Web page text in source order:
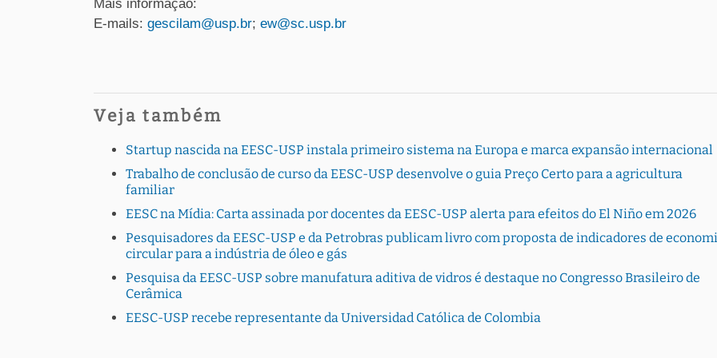
Mais informação:
E-mails: gescilam@usp.br; ew@sc.usp.br
Veja também
Startup nascida na EESC-USP instala primeiro sistema na Europa e marca expansão internacional
Trabalho de conclusão de curso da EESC-USP desenvolve o guia Preço Certo para a agricultura
familiar
EESC na Mídia: Carta assinada por docentes da EESC-USP alerta para efeitos do El Niño em 2026
Pesquisadores da EESC-USP e da Petrobras publicam livro com proposta de indicadores de
circular para a indústria de óleo e gás
Pesquisa da EESC-USP sobre manufatura aditiva de vidros é destaque no Congresso Brasileiro de
Cerâmica
EESC-USP recebe representante da Universidad Católica de Colombia